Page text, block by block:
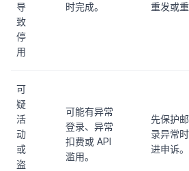
导
致
停
用
时完成。
重发或重
可
疑
活
动
或
盗
可能有异常
登录、异常
扣费或 API
滥用。
先保护
录异常
进申诉。